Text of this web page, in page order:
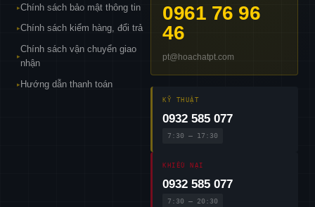
▸Chính sách bảo mật thông tin
▸Chính sách kiểm hàng, đổi trả
▸
Chính sách vận chuyển giao
nhận
▸ Hướng dẫn thanh toán
0961 76 96
46
pt@hoachatpt.com
KỸ THUẬT
0932 585 077
7:30 – 17:30
KHIẾU NẠI
0932 585 077
7:30 – 20:30